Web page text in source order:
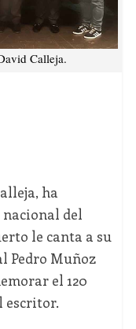
Calleja.
ha
del
le canta a su
Pedro Muñoz
el 120
escritor.